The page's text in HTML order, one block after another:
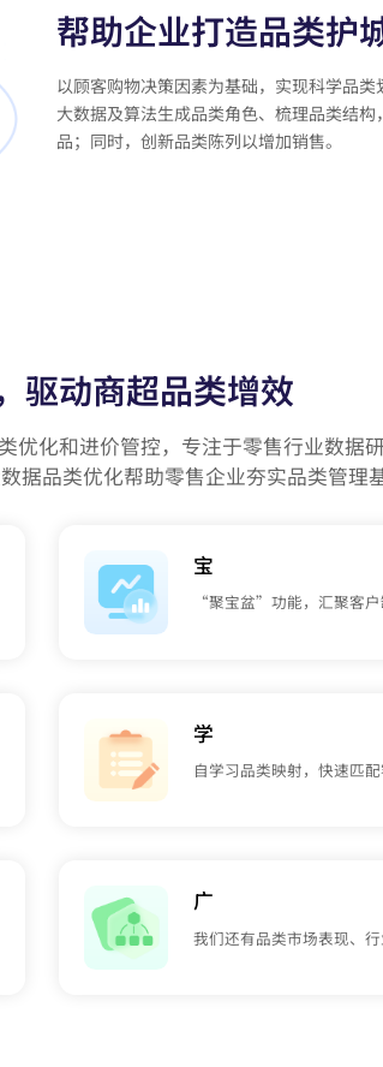
帮助企业打造品类护
以顾客购物决策因素为基础，实现科学品
大数据及算法生成品类角色、梳理品类结
品；同时，创新品类陈列以增加销售。
驱动商超品类增效
化和进价管控，专注于零售行业数据研
据品类优化帮助零售企业夯实品类管理基
宝
“聚宝盆”功能，汇聚客
学
自学习品类映射，快速匹
广
我们还有品类市场表现、